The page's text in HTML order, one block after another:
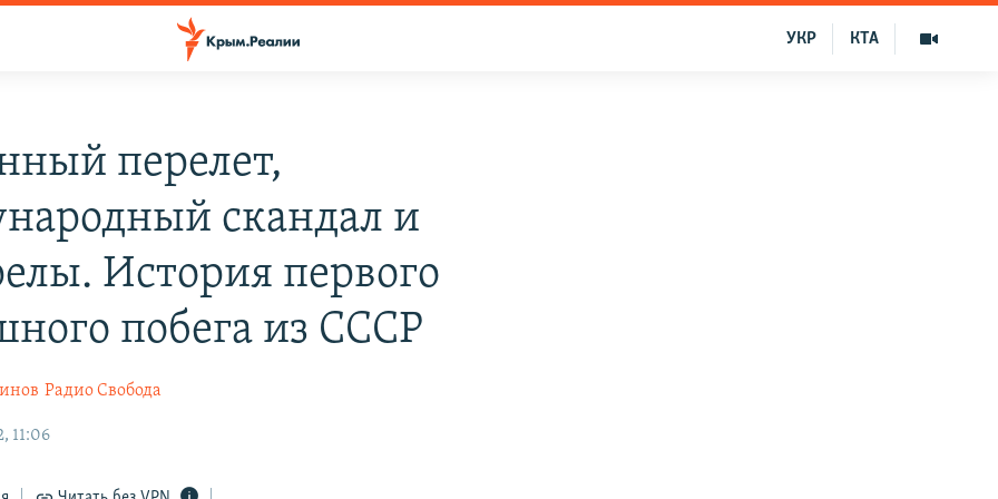
КТА
УКР
перелет,
скандал и
История первого
побега из СССР
Радио Свобода
11:06